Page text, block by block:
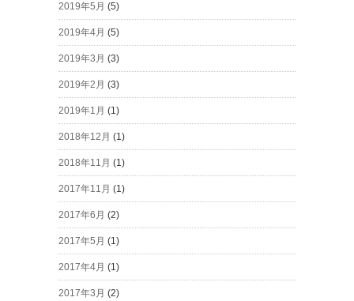
2019年5月 (5)
2019年4月 (5)
2019年3月 (3)
2019年2月 (3)
2019年1月 (1)
2018年12月 (1)
2018年11月 (1)
2017年11月 (1)
2017年6月 (2)
2017年5月 (1)
2017年4月 (1)
2017年3月 (2)